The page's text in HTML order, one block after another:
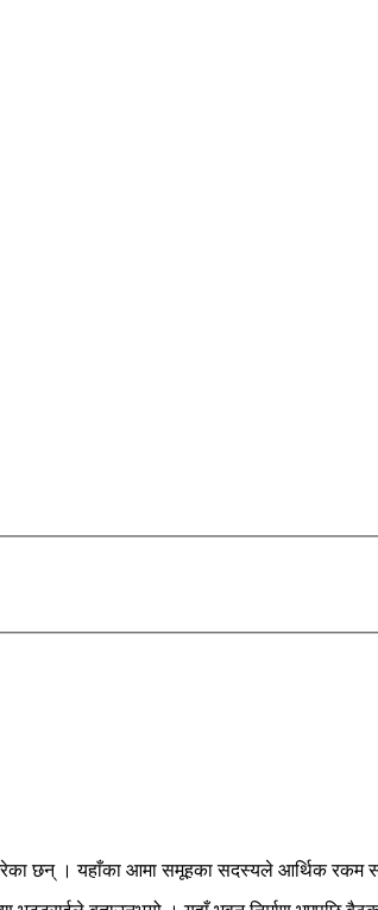
छन् । यहाँका आमा समूहका सदस्यले आर्थिक रकम